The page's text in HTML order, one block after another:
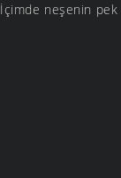
İçimde neşenin pek